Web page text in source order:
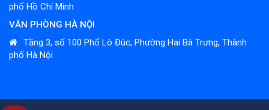
phố Hồ Chí Minh
VĂN PHÒNG HÀ NỘI
Tầng 3, số 100 Phố Lò Đúc, Phường Hai Bà Trưng, Thành
phố Hà Nội